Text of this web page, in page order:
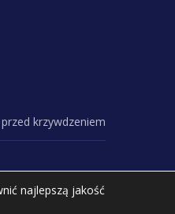
krzywdzeniem
najlepszą jakość